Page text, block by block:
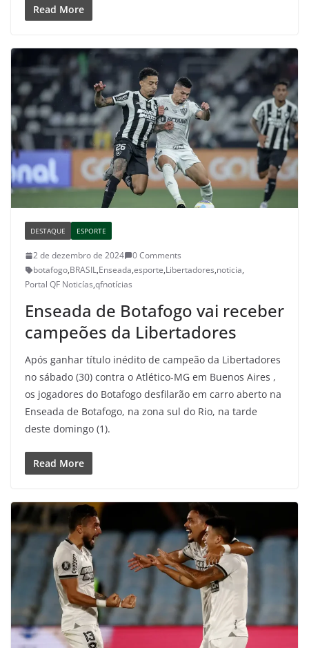
Read More
DESTAQUE ESPORTE
2 de dezembro de 2024
0 Comments
botafogo,BRASIL,Enseada,esporte,Libertadores,noticia,
Portal QF Noticías,qfnotícias
Enseada de Botafogo vai receber
campeões da Libertadores
Após ganhar título inédito de campeão da Libertadores
no sábado (30) contra o Atlético-MG em Buenos Aires ,
os jogadores do Botafogo desfilarão em carro aberto na
Enseada de Botafogo, na zona sul do Rio, na tarde
deste domingo (1).
Read More